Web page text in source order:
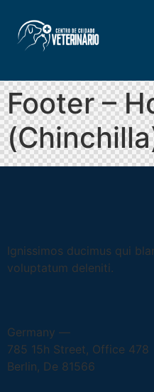
Footer –
Ignissimos ducimus qui
voluptatum deleniti.
Germany —
785 15h Street, Office 478
Berlin, De 81566